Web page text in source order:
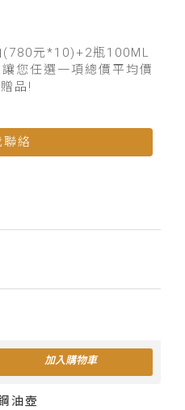
(780元*10)+2瓶100ML
您任選一項總價平均價
品!
聯絡
加入購物車
油壺